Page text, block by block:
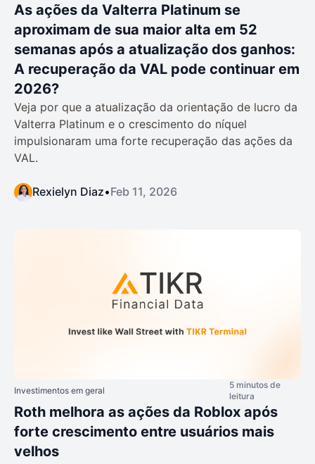
As ações da Valterra Platinum se
aproximam de sua maior alta em 52
semanas após a atualização dos ganhos:
A recuperação da VAL pode continuar em
2026?
Veja por que a atualização da orientação de lucro da
Valterra Platinum e o crescimento do níquel
impulsionaram uma forte recuperação das ações da
VAL.
Rexielyn Diaz•Feb 11, 2026
Investimentos em geral
5 minutos de
leitura
Roth melhora as ações da Roblox após
forte crescimento entre usuários mais
velhos